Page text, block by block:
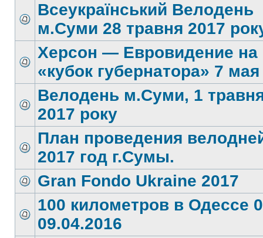
Всеукраїнський Велодень
м.Суми 28 травня 2017
Херсон — Евровидение на
«кубок губернатора» 7 мая
Велодень м.Суми, 1
2017 року
План проведения
2017 год г.Сумы.
Gran Fondo Ukraine 2017
100 километров в Одессе
09.04.2016